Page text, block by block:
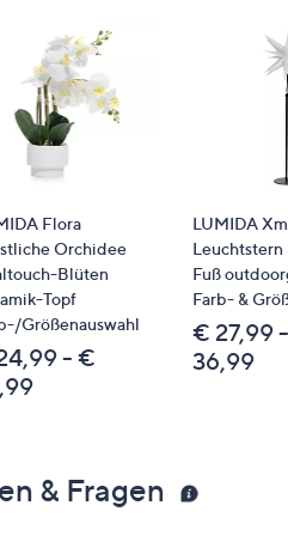
Flora
Orchidee
Blüten
Topf
Größenauswahl
- €
LUMIDA
Fuß
Farb- &
€ 27,99
36,99
& Fragen